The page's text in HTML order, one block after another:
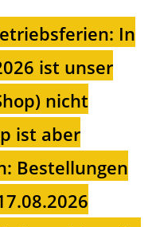
In
ist unser
nicht
ist aber
Bestellungen